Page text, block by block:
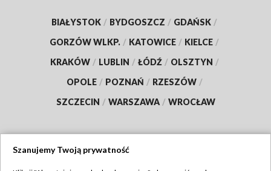
BIAŁYSTOK / BYDGOSZCZ / GDAŃSK /
GORZÓW WLKP. / KATOWICE / KIELCE /
KRAKÓW / LUBLIN / ŁÓDŹ / OLSZTYN /
OPOLE / POZNAŃ / RZESZÓW /
SZCZECIN / WARSZAWA / WROCŁAW
Szanujemy Twoją prywatność